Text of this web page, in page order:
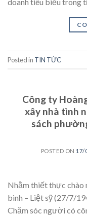
Posted in TIN TỨC
Công ty
xây nhà tình
sách
POSTED ON 17/
Nhằm thiết thực chào
binh – Liệt sỹ (27/7/
Chăm sóc người có